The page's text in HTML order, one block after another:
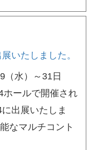
いたしました。
（水）～31日
ホールで開催され
出展いたしま
なマルチコント